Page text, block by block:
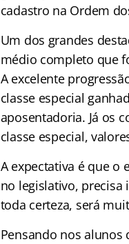
cadastro na Ordem
Um dos grandes
médio completo que
A excelente
classe especial
aposentadoria. Já os
classe especial,
A expectativa é que o
no legislativo,
toda certeza, será
Pensando nos alunos